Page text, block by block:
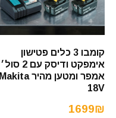
קומבו 3 כלים פטישון
אמפר ומטען מהיר Makita
18V
1699₪